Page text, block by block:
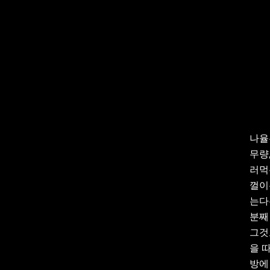
나
무
러
껄
는
분
그
을
방